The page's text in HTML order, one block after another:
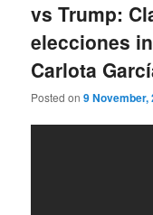
vs Trump:
elecciones
Carlota
Posted on9 November,